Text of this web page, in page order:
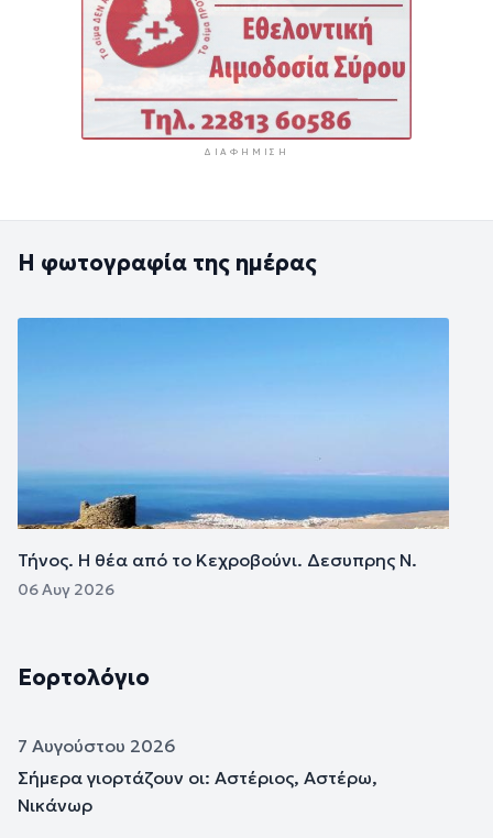
ΔΙΑΦΉΜΙΣΗ
Η φωτογραφία της ημέρας
Τήνος. Η θέα από το Κεχροβούνι. Δεσυπρης Ν.
06 Αυγ 2026
Εορτολόγιο
7 Αυγούστου 2026
Σήμερα γιορτάζουν οι: Αστέριος, Αστέρω,
Νικάνωρ